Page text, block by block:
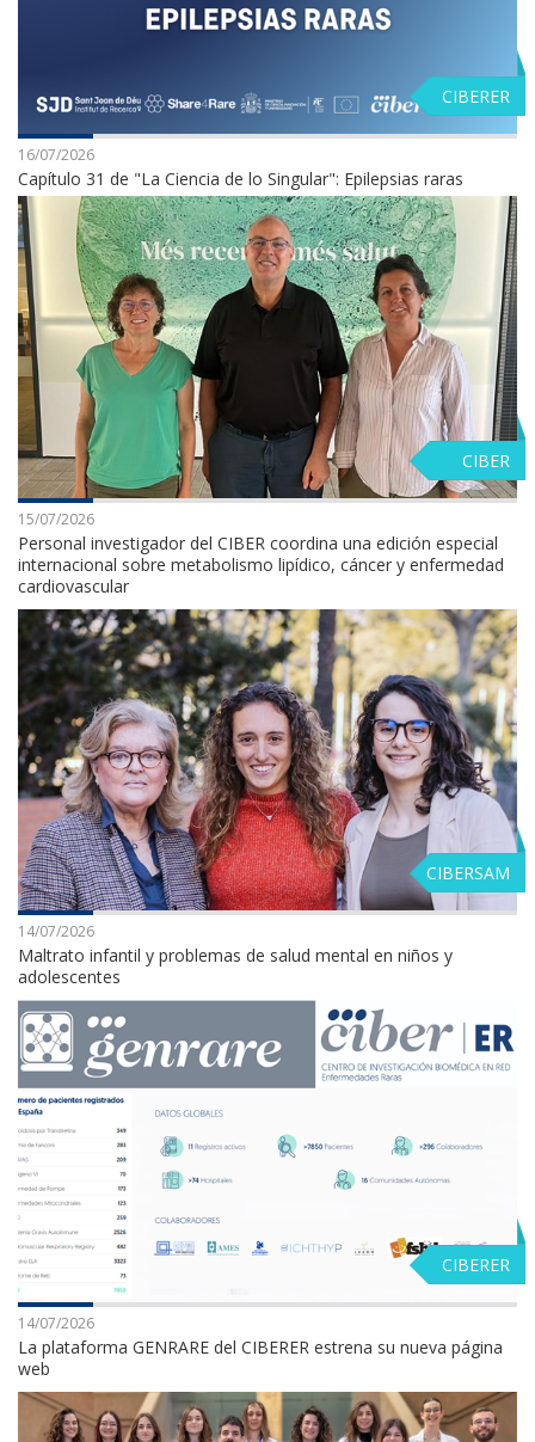
CIBERER
16/07/2026
Capítulo 31 de "La Ciencia de lo Singular": Epilepsias raras
CIBER
15/07/2026
Personal investigador del CIBER coordina una edición especial
internacional sobre metabolismo lipídico, cáncer y enfermedad
cardiovascular
CIBERSAM
14/07/2026
Maltrato infantil y problemas de salud mental en niños y
adolescentes
CIBERER
14/07/2026
La plataforma GENRARE del CIBERER estrena su nueva página
web